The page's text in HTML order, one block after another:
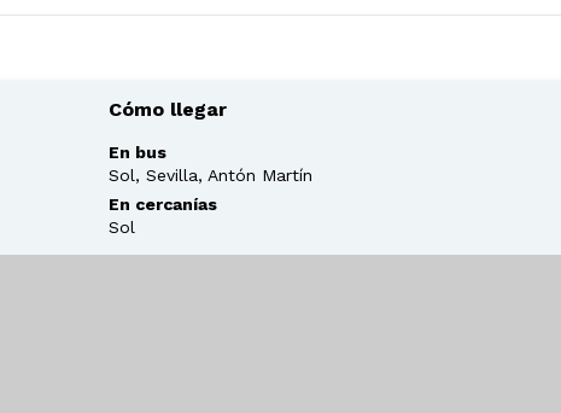
Cómo llegar
En bus
Sol, Sevilla, Antón Martín
En cercanías
Sol